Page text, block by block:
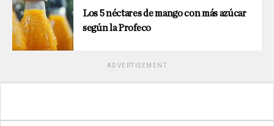
Los 5 néctares de mango con más azúcar
según la Profeco
ADVERTISEMENT